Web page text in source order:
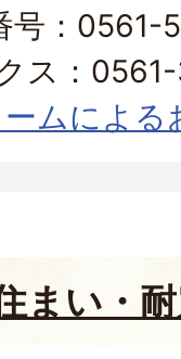
号：0561-
ス：
ムによる
まい・